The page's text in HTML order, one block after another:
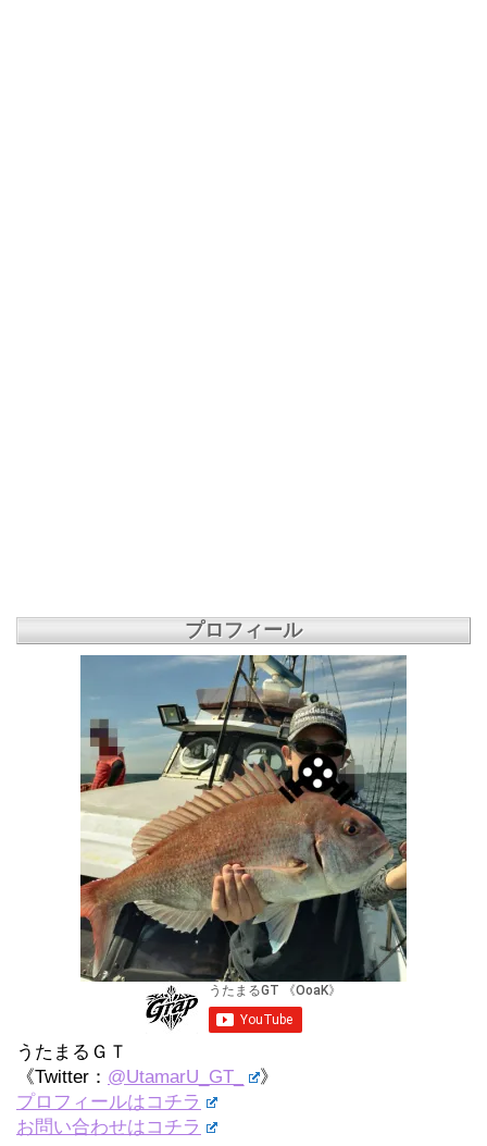
プロフィール
うたまるＧＴ
《Twitter： @UtamarU_GT_
》
プロフィールはコチラ
お問い合わせはコチラ